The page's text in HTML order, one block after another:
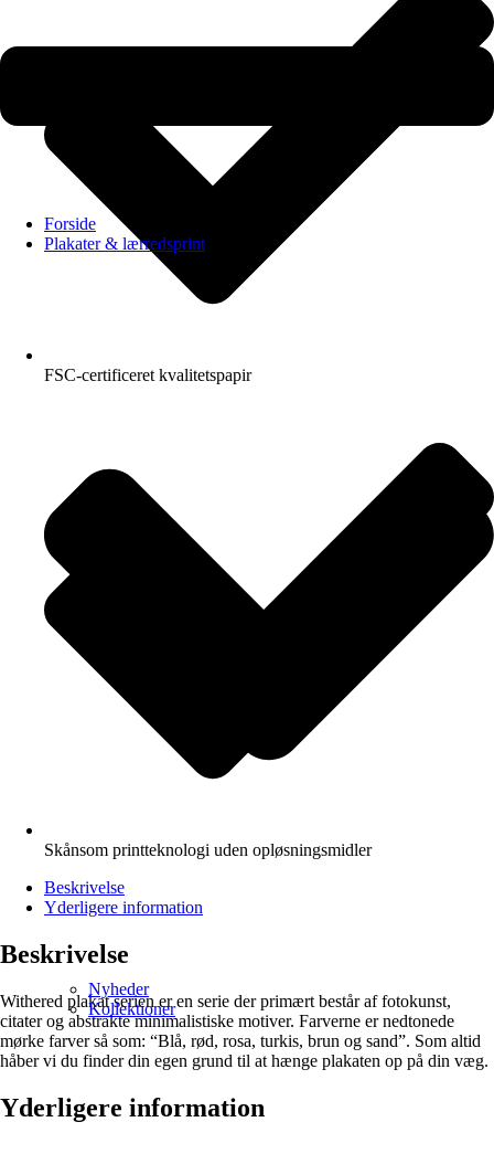
Forside
Plakater & lærredsprint
Nyheder
Kollektioner
FSC-certificeret kvalitetspapir
Skånsom printteknologi uden opløsningsmidler
Beskrivelse
Yderligere information
Beskrivelse
Withered plakat serien er en serie der primært består af fotokunst,
citater og abstrakte minimalistiske motiver. Farverne er nedtonede
mørke farver så som: “Blå, rød, rosa, turkis, brun og sand”. Som altid
håber vi du finder din egen grund til at hænge plakaten op på din væg.
Yderligere information